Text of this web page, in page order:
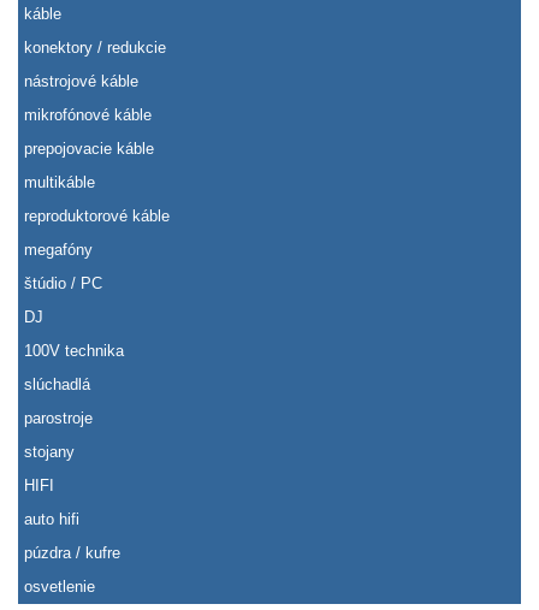
káble
konektory / redukcie
nástrojové káble
mikrofónové káble
prepojovacie káble
multikáble
reproduktorové káble
megafóny
štúdio / PC
DJ
100V technika
slúchadlá
parostroje
stojany
HIFI
auto hifi
púzdra / kufre
osvetlenie